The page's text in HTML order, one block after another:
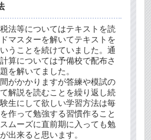
法等についてはテキストを読
マスターを解いてテキストを
うことを続けていました。通
算については予備校で配布さ
を解いてました。
がかかりますが答練や模試の
解説を読むことを繰り返し続
生にして欲しい学習方法は毎
作って勉強する習慣作ること
ムーズに直前期に入っても勉
出来ると思います。